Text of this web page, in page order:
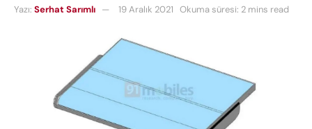
Yazı: Serhat Sarımlı 19 Aralık 2021 Okuma süresi: 2 mins read